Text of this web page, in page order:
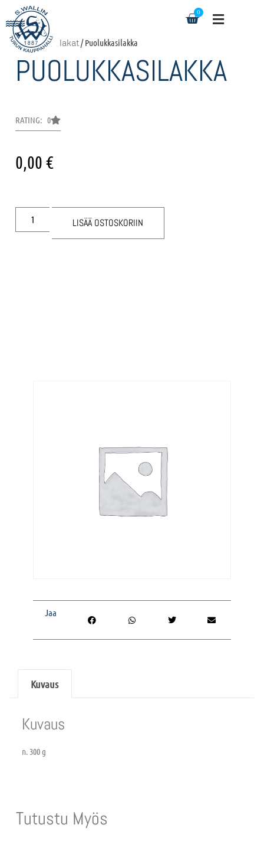
0
Etusivu/Silakat/ Puolukkasilakka
PUOLUKKASILAKKA
RATING: 0
0,00€
LISÄÄ OSTOSKORIIN
Jaa
Kuvaus
Kuvaus
n. 300 g
Tutustu Myös